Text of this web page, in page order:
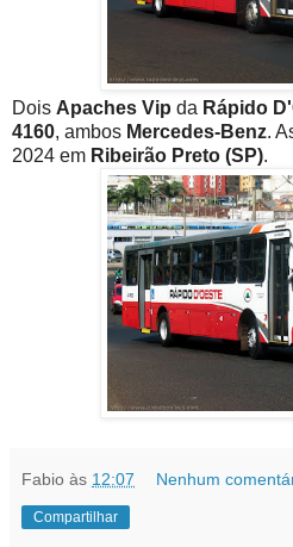
Dois Apaches Vip da Rápido
4160, ambos Mercedes-Benz.
2024 em Ribeirão Preto (SP).
Fabio às 12:07 Nenhum
Compartilhar